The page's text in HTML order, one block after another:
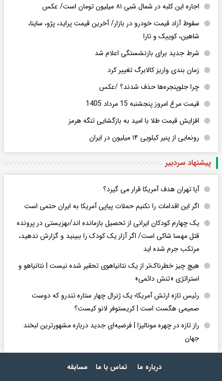
اجاره این کلبه در شمال شبی ۸۱ میلیون تومان است/ عکس
سقوط آزاد قیمت خودرو در بازار/ آخرین قیمت پراید، پژو، ساینا،
شاهین، کوییک و تارا
شرط جدید برای بازنشستگی اعلام شد
زمان بندی واریز کالابرگ تغییر کرد
چرا جلوپنجره‌ها حذف شدند؟ /عکس
قیمت مرغ امروز پنجشنبه 15 مرداد 1405
افزایش قیمت طلا با امید به بازگشایی تنگه هرمز
رونمایی از پنیر کیلویی ۱۴ میلیون در ایران
پیشنهاد سردبیر
آیا تهران هدف آمریکا قرار می گیرد؟
اگر این اقدامات را نکنیم حملات پیاپی آمریکا به ایران حتمی است
یک چهارم کودکان ایرانی از تحصیل بازمانده اند/بهزیستی در پرونده
قتل مهسا شاکی است/ اگر آزار یک کودک را ببینید و گزارش ندهید،
مرتکب جرم شده اید
هیچ چیز خطرناک‌تر از یک نتانیاهوی تحقیر شده نیست | نتانیاهو و
استراتژی «تنش دائمی»
رئیس تازه ارتش آمریکا؛ یک ژنرال چهار ستاره تندرو که دوست
صمیمی هگست است | کریستوفر لانو کیست؟
راز تازه در چهره مونالیزا | فرضیه‌ای جدید درباره مشهورترین لبخند
جهان
درباره ما تماس با ما مسابقه